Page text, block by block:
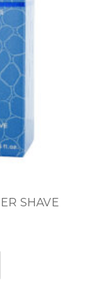
SHAVE